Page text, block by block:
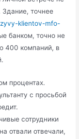
Здание, точнее
klientov-mfo-
банком, точно не
400 компаний, в
процентах.
с просьбой
сотрудники
отвали отвечали,